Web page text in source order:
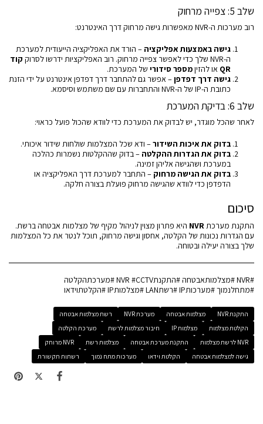
שלב 5: צפייה מרחוק
רוב מערכות ה-NVR מאפשרות גישה מרחוק דרך האינטרנט:
גישה באמצעות אפליקציה – הורד את האפליקציה הייעודית למערכת
ה-NVR שלך כדי לאפשר צפייה מרחוק. רוב האפליקציות ידרשו לסרוק
קוד
QR או להזיןמספר סידורי של המערכת.
גישה דרך דפדפן– אפשר גם להתחבר דרך דפדפן אינטרנט על ידי הזנת
כתובת ה-IP של ה-NVR והתחברות עם שם משתמש וסיסמא.
שלב 6: בדיקת המערכת
לאחר שהכל מוגדר, יש לבדוק את המערכת כדי לוודא שהכול פועל כראוי:
בדוק את איכות השידור– ודא שכל המצלמות שולחות שידור איכותי.
בדוק את הגדרות ההקלטה – בדוק שההקלטות נשמרות כהלכה
במערכת ושהגישה אליהן זמינה.
בדוק את הגישה מרחוק – התחבר למערכת דרך האפליקציה או
הדפדפן כדי לוודא שהגישה מרחוק פועלת בצורה חלקה.
סיכום
התקנת מערכתNVR היא פתרון מצוין לניהול מקיף של מצלמות אבטחה ברשת.
עם הגדרות נכונות של הקלטה, אחסון וגישה מרחוק, תוכל לנטר את כל המצלמות
שלך בצורה יעילה ובטוחה.
#NVR #מצלמותאבטחה #התקנתNVR #CCTV #מערכתהקלטה
#מתחלנמוך #מערכותIP #רשתLAN #מצלמותIP #הקלטתוידאו
התקנת NVR מצלמות אבטחה מערכת NVR
רשת מצלמות אבטחה
הקלטת מצלמות
מצלמות IP חיבור מצלמות לרשת
מערכת הקלטה
NVR לרשת מצלמות
התקנת מערכת אבטחה מצלמות רשת
NVR מרוחק
גישה למצלמות אבטחה
הקלטת וידאו מערכות מתח נמוך רשתות תקשורת